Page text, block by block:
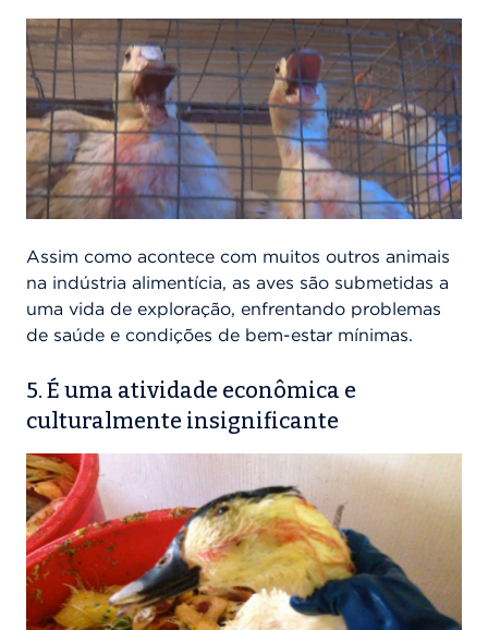
Assim como acontece com muitos outros animais
na indústria alimentícia, as aves são submetidas a
uma vida de exploração, enfrentando problemas
de saúde e condições de bem-estar mínimas.
5. É uma atividade econômica e
culturalmente insignificante